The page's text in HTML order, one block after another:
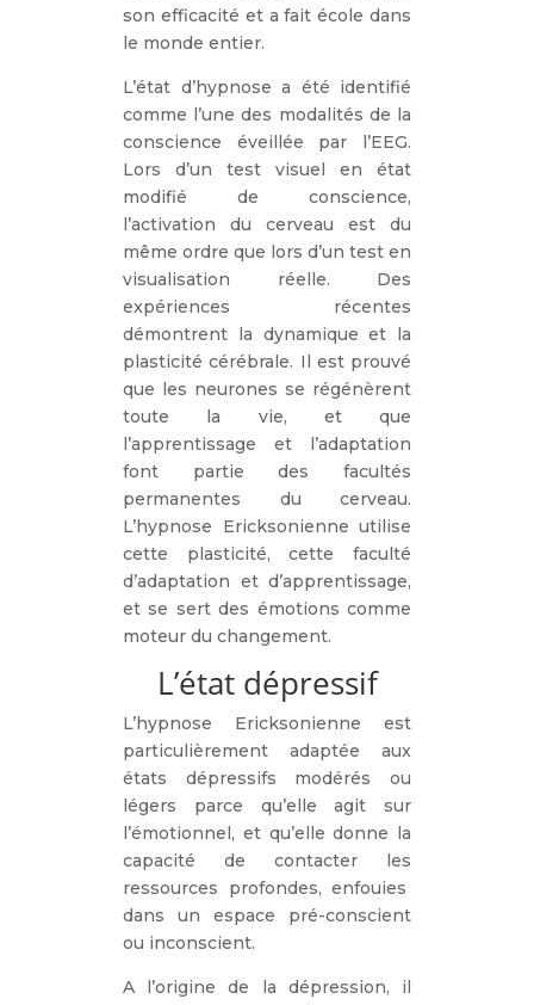
son efficacité et a fait école dans
le monde entier.
L’état d’hypnose a été identifié
comme l’une des modalités de la
conscience éveillée par l’EEG.
Lors d’un test visuel en état
modifié de conscience,
l’activation du cerveau est du
même ordre que lors d’un test en
visualisation réelle. Des
expériences récentes
démontrent la dynamique et la
plasticité cérébrale. Il est prouvé
que les neurones se régénèrent
toute la vie, et que
l’apprentissage et l’adaptation
font partie des facultés
permanentes du cerveau.
L’hypnose Ericksonienne utilise
cette plasticité, cette faculté
d’adaptation et d’apprentissage,
et se sert des émotions comme
moteur du changement.
L’état dépressif
L’hypnose Ericksonienne est
particulièrement adaptée aux
états dépressifs modérés ou
légers parce qu’elle agit sur
l’émotionnel, et qu’elle donne la
capacité de contacter les
ressources profondes, enfouies
dans un espace pré-conscient
ou inconscient.
A l’origine de la dépression, il